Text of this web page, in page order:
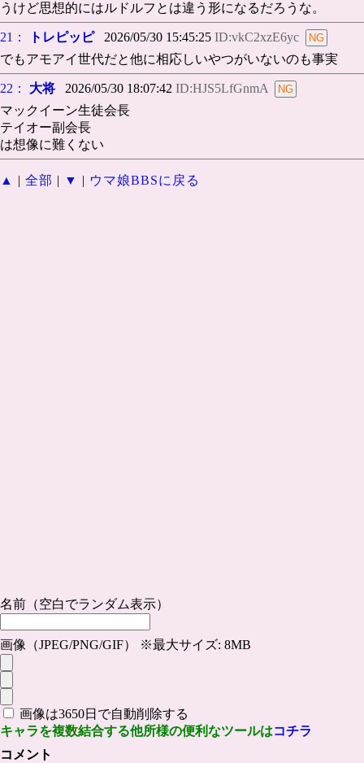
うけど思想的にはルドルフとは違う形になるだろうな。
21： トレピッピ2026/05/30 15:45:25 ID:vkC2xzE6yc
でもアモアイ世代だと他に相応しいやつがいないのも事実
22： 大将 2026/05/30 18:07:42 ID:HJS5LfGnmA
マックイーン生徒会長
テイオー副会長
は想像に難くない
▲ | 全部 | ▼ | ウマ娘BBSに戻る
名前（空白でランダム表示）
画像（JPEG/PNG/GIF） ※最大サイズ: 8MB
画像は3650日で自動削除する
キャラを複数結合する他所様の便利なツールはコチラ
コメント